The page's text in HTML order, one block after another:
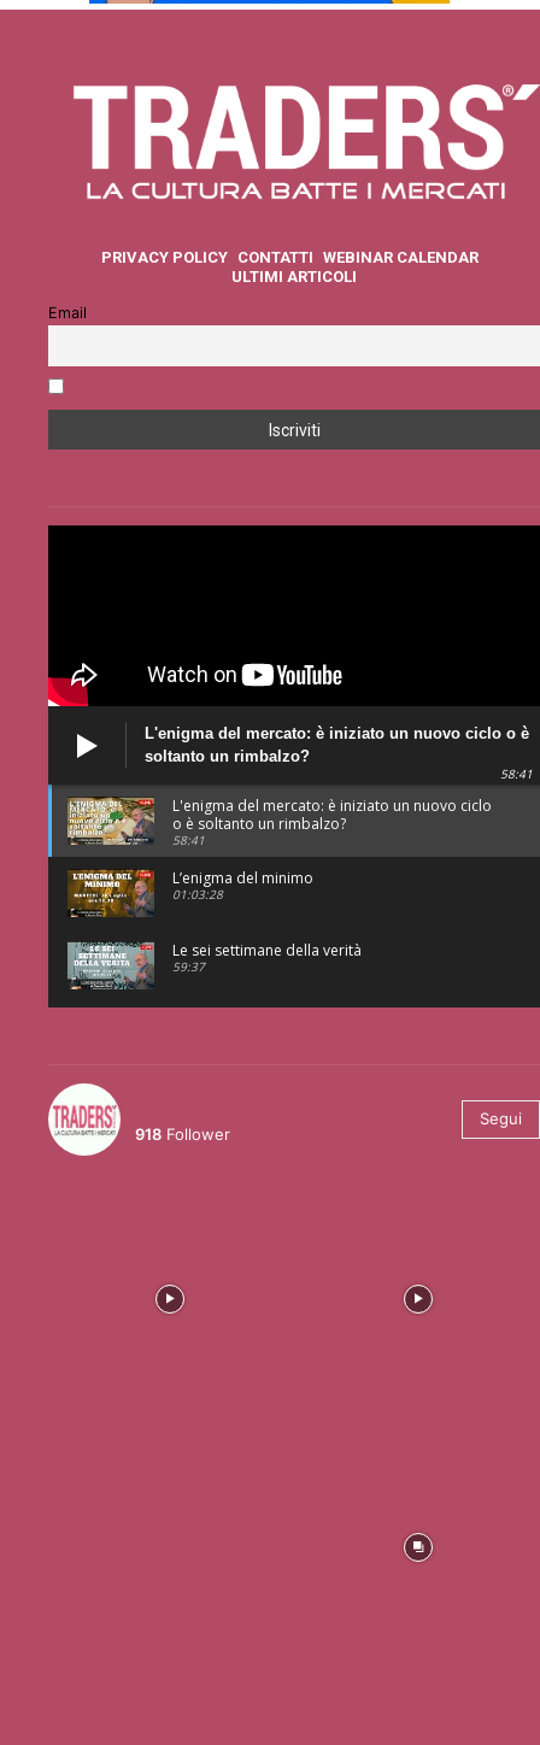
PRIVACY POLICY CONTATTI WEBINAR CALENDAR
ULTIMI ARTICOLI
Email
L'enigma del mercato: è iniziato un nuovo ciclo o è
soltanto un rimbalzo?
58:41
L'enigma del mercato: è iniziato un nuovo ciclo
o è soltanto un rimbalzo?
58:41
L’enigma del minimo
01:03:28
Le sei settimane della verità
59:37
918 Follower
Segui